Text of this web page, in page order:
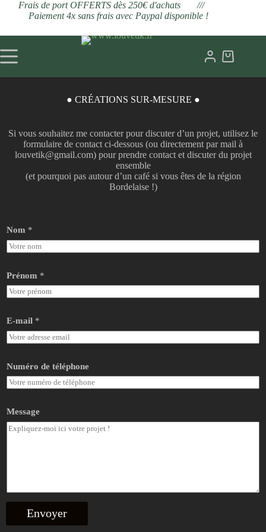
Frais de port OFFERTS dès 250€ d'achats ///
Paiement 4x sans frais avec Paypal disponible !
● CRÉATIONS SUR-MESURE ●
Si vous souhaitez me contacter pour discuter d’un projet, utilisez le
formulaire de contact ci-dessous (ou directement par mail à
louvetik@gmail.com) pour prendre contact et discuter du projet
ensemble
(et pourquoi pas autour d’un café si vous êtes de la région
Bordelaise !)
e
M
e
s
a
g
é
l
é
h
o
n
Nom *
Prénom *
E-mail *
Numéro de téléphone
Message
Envoyer